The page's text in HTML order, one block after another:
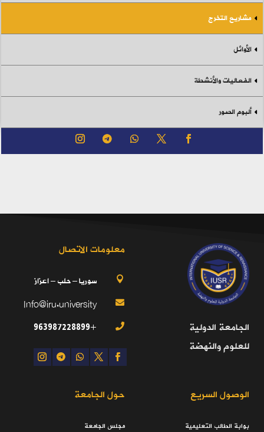
مشاريع التخرج
الأوائل
الفعاليات والأنشطة
ألبوم الصور
الجامعة الدولية
للعلوم والنهضة
معلومات الاتصال
 سوريا – حلب – اعزاز

Info@iru.university

+963987228899
الوصول السريع
بوابة الطالب التعليمية
حول الجامعة
مجلس الجامعة